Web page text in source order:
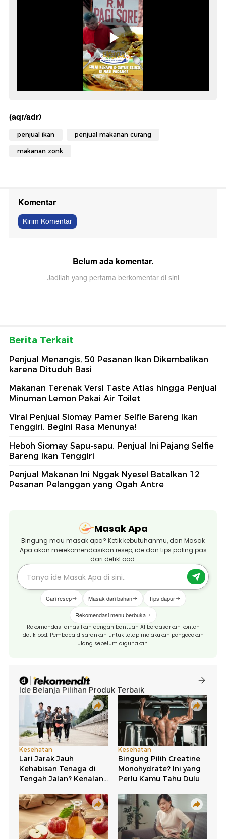
(aqr/adr)
penjual ikan penjual makanan curang
makanan zonk
Komentar
Kirim Komentar
Belum ada komentar.
Jadilah yang pertama berkomentar di sini
Berita Terkait
Penjual Menangis, 50 Pesanan Ikan Dikembalikan
karena Dituduh Basi
Makanan Terenak Versi Taste Atlas hingga Penjual
Minuman Lemon Pakai Air Toilet
Viral Penjual Siomay Pamer Selfie Bareng Ikan
Tenggiri, Begini Rasa Menunya!
Heboh Siomay Sapu-sapu, Penjual Ini Pajang Selfie
Bareng Ikan Tenggiri
Penjual Makanan Ini Nggak Nyesel Batalkan 12
Pesanan Pelanggan yang Ogah Antre
Masak Apa
Bingung mau masak apa? Ketik kebutuhanmu, dan Masak
Apa akan merekomendasikan resep, ide dan tips paling pas
dari detikFood.
Cari resep Masak dari bahan Tips dapur
Rekomendasi menu berbuka
Rekomendasi dihasilkan dengan bantuan AI berdasarkan konten
detikFood. Pembaca disarankan untuk tetap melakukan pengecekan
ulang sebelum digunakan.